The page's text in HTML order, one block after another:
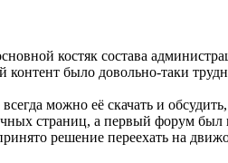
костяк состава
контент было довольно-таки
можно её скачать и
страниц, а первый форум
решение переехать на